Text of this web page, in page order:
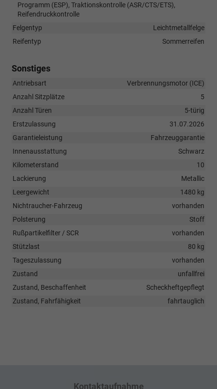
Programm (ESP), Traktionskontrolle (ASR/CTS/ETS),
Reifendruckkontrolle
Felgentyp
Leichtmetallfelge
Reifentyp
Sommerreifen
Sonstiges
Antriebsart
Verbrennungsmotor (ICE)
Anzahl Sitzplätze
5
Anzahl Türen
5-türig
Erstzulassung
31.07.2026
Garantieleistung
Fahrzeuggarantie
Innenausstattung
Schwarz
Kilometerstand
10
Lackierung
Metallic
Leergewicht
1480 kg
Nichtraucher-Fahrzeug
vorhanden
Polsterung
Stoff
Rußpartikelfilter / SCR
vorhanden
Stützlast
80 kg
Tageszulassung
vorhanden
Zustand
unfallfrei
Zustand, Beschaffenheit
Scheckheftgepflegt
Zustand, Fahrfähigkeit
fahrtauglich
Kontaktaufnahme